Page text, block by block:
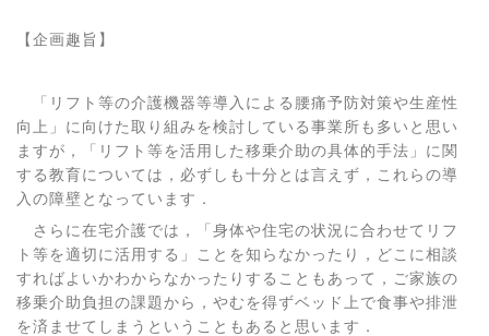
【企画趣旨】
「リフト等の介護機器等導入による腰痛予防対策や生産性
向上」に向けた取り組みを検討している事業所も多いと思い
ますが，「リフト等を活用した移乗介助の具体的手法」に関
する教育については，必ずしも十分とは言えず，これらの導
入の障壁となっています．
さらに在宅介護では，「身体や住宅の状況に合わせてリフ
ト等を適切に活用する」ことを知らなかったり，どこに相談
すればよいかわからなかったりすることもあって，ご家族の
移乗介助負担の課題から，やむを得ずベッド上で食事や排泄
を済ませてしまうということもあると思います．